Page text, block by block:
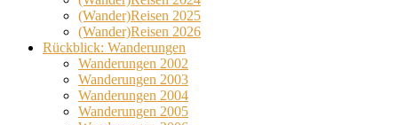
(Wander)Reisen 2025
(Wander)Reisen 2026
Rückblick: Wanderungen
Wanderungen 2002
Wanderungen 2003
Wanderungen 2004
Wanderungen 2005